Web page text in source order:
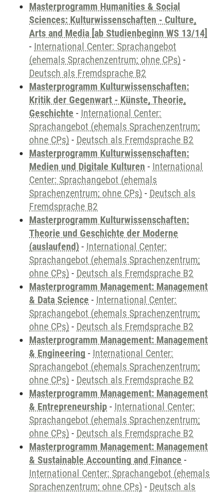
Masterprogramm Humanities & Social
Sciences: Kulturwissenschaften - Culture,
Arts and Media [ab Studienbeginn WS 13/14]
- International Center: Sprachangebot
(ehemals Sprachenzentrum; ohne CPs) -
Deutsch als Fremdsprache B2
Masterprogramm Kulturwissenschaften:
Kritik der Gegenwart - Künste, Theorie,
Geschichte - International Center:
Sprachangebot (ehemals Sprachenzentrum;
ohne CPs) - Deutsch als Fremdsprache B2
Masterprogramm Kulturwissenschaften:
Medien und Digitale Kulturen - International
Center: Sprachangebot (ehemals
Sprachenzentrum; ohne CPs) - Deutsch als
Fremdsprache B2
Masterprogramm Kulturwissenschaften:
Theorie und Geschichte der Moderne
(auslaufend) - International Center:
Sprachangebot (ehemals Sprachenzentrum;
ohne CPs) - Deutsch als Fremdsprache B2
Masterprogramm Management: Management
& Data Science - International Center:
Sprachangebot (ehemals Sprachenzentrum;
ohne CPs) - Deutsch als Fremdsprache B2
Masterprogramm Management: Management
& Engineering - International Center:
Sprachangebot (ehemals Sprachenzentrum;
ohne CPs) - Deutsch als Fremdsprache B2
Masterprogramm Management: Management
& Entrepreneurship - International Center:
Sprachangebot (ehemals Sprachenzentrum;
ohne CPs) - Deutsch als Fremdsprache B2
Masterprogramm Management: Management
& Sustainable Accounting and Finance -
International Center: Sprachangebot (ehemals
Sprachenzentrum; ohne CPs) - Deutsch als